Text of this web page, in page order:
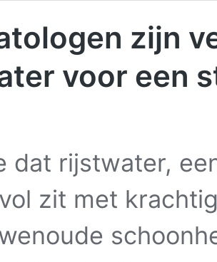
zijn
voor een
dat rijstwater,
zit met